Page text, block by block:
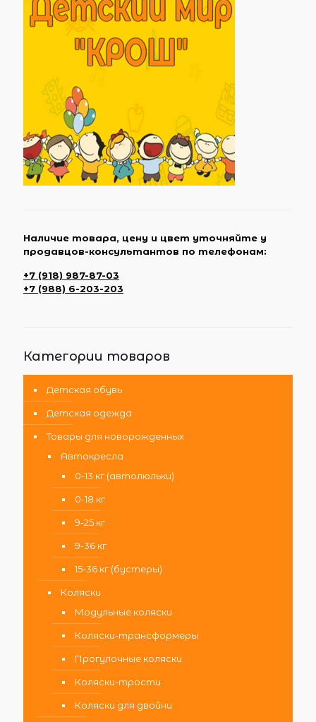
Наличие товара, цену и цвет уточняйте у
продавцов-консультантов по телефонам:
+7 (918) 987-87-03
+7 (988) 6-203-203
Категории товаров
Детская обувь
Детская одежда
Товары для новорожденных
Автокресла
0-13 кг (автолюльки)
0-18 кг
9-25 кг
9-36 кг
15-36 кг (бустеры)
Коляски
Модульные коляски
Коляски-трансформеры
Прогулочные коляски
Коляски-трости
Коляски для двойни